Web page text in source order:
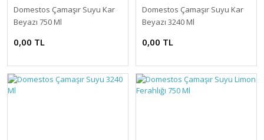
Domestos Çamaşır Suyu Kar
Beyazı 750 Ml
0,00 TL
Domestos Çamaşır Suyu Kar
Beyazı 3240 Ml
0,00 TL